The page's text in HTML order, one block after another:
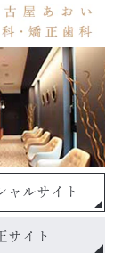
ャルサイト
サイト